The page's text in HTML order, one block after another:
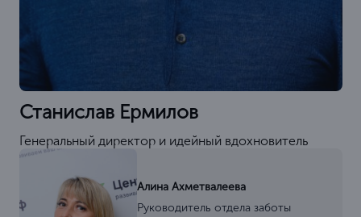
Станислав Ермилов
Генеральный директор и идейный вдохновитель
Алина Ахметвалеева
Руководитель отдела заботы